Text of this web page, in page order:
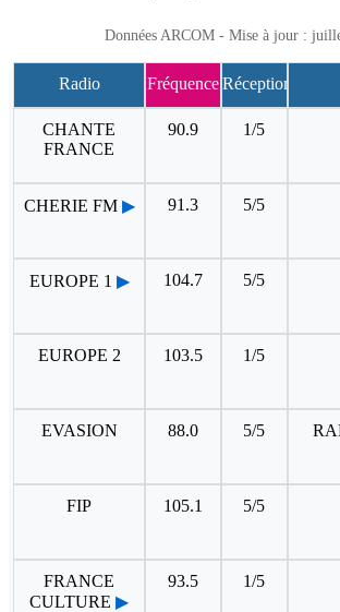
Données ARCOM - Mise à jour :
Radio FréquenceRéception
CHANTE
FRANCE
90.9 1/5
CHERIE FM ▶ 91.3 5/5
EUROPE 1 ▶ 104.7 5/5
EUROPE 2 103.5 1/5
EVASION 88.0 5/5
FIP 105.1 5/5
FRANCE
CULTURE ▶
93.5 1/5